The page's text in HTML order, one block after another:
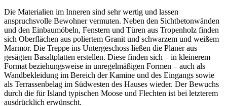
Die Materialien im Inneren sind sehr wertig und lassen
anspruchsvolle Bewohner vermuten. Neben den Sichtbetonwänden
und den Einbaumöbeln, Fenstern und Türen aus Tropenholz finden
sich Oberflächen aus poliertem Granit und schwarzem und weißem
Marmor. Die Treppe ins Untergeschoss ließen die Planer aus
gesägten Basaltplatten erstellen. Diese finden sich – in kleinerem
Format beziehungsweise in unregelmäßigen Formen – auch als
Wandbekleidung im Bereich der Kamine und des Eingangs sowie
als Terrassenbelag im Südwesten des Hauses wieder. Der Bewuchs
durch die für Island typischen Moose und Flechten ist bei letzterem
ausdrücklich erwünscht.